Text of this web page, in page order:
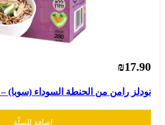
₪17.90
نودلز رامن من الحنطة السوداء (سوبا) – NutraZen
إضافة للسلّة